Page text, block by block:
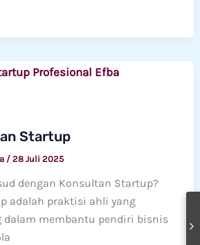
Startup
/ 28 Juli 2025
dengan Konsultan Startup?
adalah praktisi ahli yang
dalam membantu pendiri bisnis